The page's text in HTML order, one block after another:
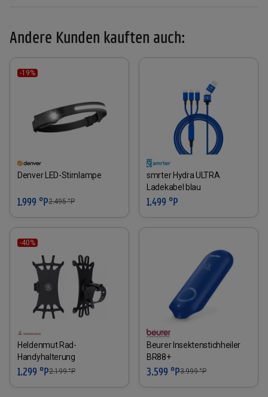
Andere Kunden kauften auch:
-19%
Denver LED-Stirnlampe
1.999 °P2.495°P
smrter Hydra ULTRA
Ladekabel blau
1.499 °P
-40%
Heldenmut Rad-
Handyhalterung
1.299 °P2.199°P
Beurer Insektenstichheiler
BR88+
3.599 °P3.999°P